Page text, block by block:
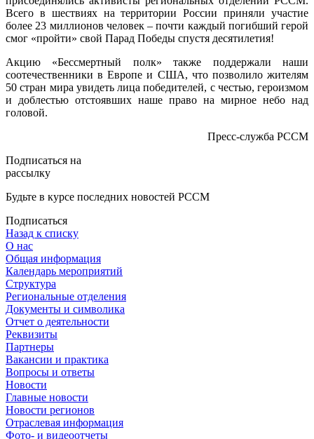
Всего в шествиях на территории России приняли участие
более 23 миллионов человек – почти каждый погибший герой
смог «пройти» свой Парад Победы спустя десятилетия!
Акцию «Бессмертный полк» также поддержали наши
соотечественники в Европе и США, что позволило жителям
50 стран мира увидеть лица победителей, с честью, героизмом
и доблестью отстоявших наше право на мирное небо над
головой.
Пресс-служба РССМ
Подписаться на
рассылку
Будьте в курсе последних новостей РССМ
Подписаться
Назад к списку
О нас
Общая информация
Календарь мероприятий
Структура
Региональные отделения
Документы и символика
Отчет о деятельности
Реквизиты
Партнеры
Вакансии и практика
Вопросы и ответы
Новости
Главные новости
Новости регионов
Отраслевая информация
Фото- и видеоотчеты